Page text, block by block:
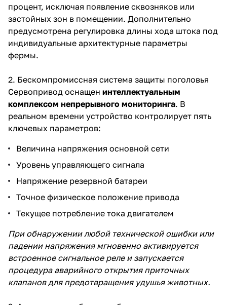
процент, исключая появление сквозняков или
застойных зон в помещении. Дополнительно
предусмотрена регулировка длины хода штока под
индивидуальные архитектурные параметры
фермы.
2. Бескомпромиссная система защиты поголовья
Сервопривод оснащен интеллектуальным
комплексом непрерывного мониторинга. В
реальном времени устройство контролирует пять
ключевых параметров:
Величина напряжения основной сети
Уровень управляющего сигнала
Напряжение резервной батареи
Точное физическое положение привода
Текущее потребление тока двигателем
При обнаружении любой технической ошибки или
падении напряжения мгновенно активируется
встроенное сигнальное реле и запускается
процедура аварийного открытия приточных
клапанов для предотвращения удушья животных.